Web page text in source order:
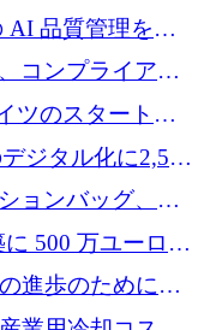
し、涙を流すハ
AI 品質管理を拡
調達
コンプライアン
640 万ポンドを
ツのスタートア
、シリコンバレ
だと語る
ジタル化に2,500
ョンバッグ、繊
金調達
500 万ユーロを
進歩のために